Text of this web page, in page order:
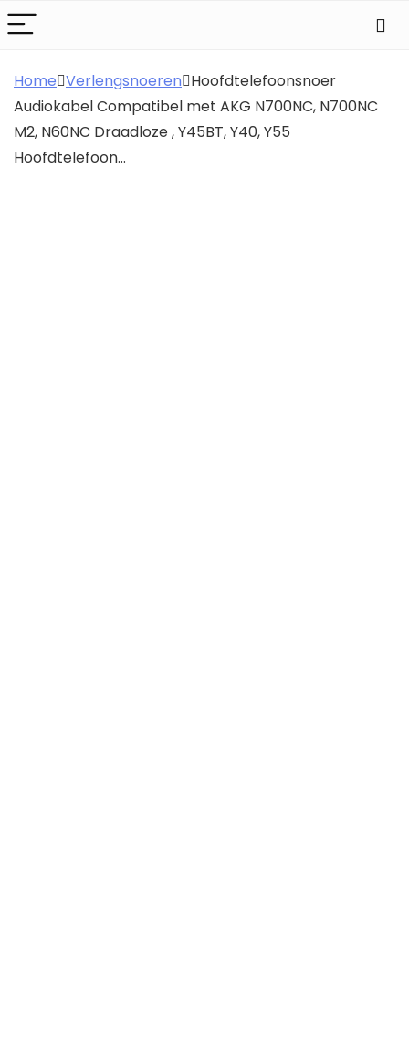
Home Verlengsnoeren Hoofdtelefoonsnoer
Audiokabel Compatibel met AKG N700NC, N700NC
M2, N60NC Draadloze , Y45BT, Y40, Y55
Hoofdtelefoon…